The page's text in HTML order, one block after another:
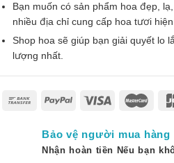
Bạn muốn có sản phẩm hoa đẹp,
nhiều địa chỉ cung cấp hoa tươi hiện
Shop hoa sẽ giúp bạn giải quyết lo
lượng nhất.
Bảo vệ người mua hàng
Nhận hoàn tiền Nếu bạn